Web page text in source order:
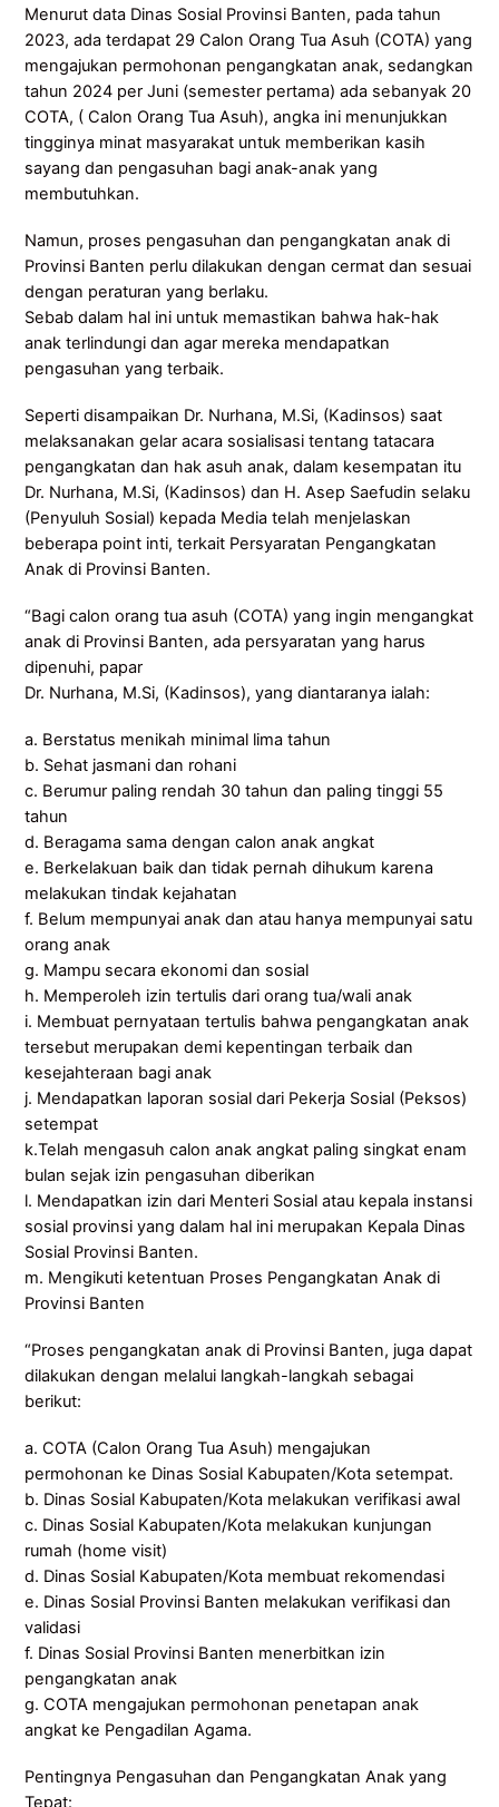
Menurut data Dinas Sosial Provinsi Banten, pada tahun
2023, ada terdapat 29 Calon Orang Tua Asuh (COTA) yang
mengajukan permohonan pengangkatan anak, sedangkan
tahun 2024 per Juni (semester pertama) ada sebanyak 20
COTA, ( Calon Orang Tua Asuh), angka ini menunjukkan
tingginya minat masyarakat untuk memberikan kasih
sayang dan pengasuhan bagi anak-anak yang
membutuhkan.
Namun, proses pengasuhan dan pengangkatan anak di
Provinsi Banten perlu dilakukan dengan cermat dan sesuai
dengan peraturan yang berlaku.
Sebab dalam hal ini untuk memastikan bahwa hak-hak
anak terlindungi dan agar mereka mendapatkan
pengasuhan yang terbaik.
Seperti disampaikan Dr. Nurhana, M.Si, (Kadinsos) saat
melaksanakan gelar acara sosialisasi tentang tatacara
pengangkatan dan hak asuh anak, dalam kesempatan itu
Dr. Nurhana, M.Si, (Kadinsos) dan H. Asep Saefudin selaku
(Penyuluh Sosial) kepada Media telah menjelaskan
beberapa point inti, terkait Persyaratan Pengangkatan
Anak di Provinsi Banten.
“Bagi calon orang tua asuh (COTA) yang ingin mengangkat
anak di Provinsi Banten, ada persyaratan yang harus
dipenuhi, papar
Dr. Nurhana, M.Si, (Kadinsos), yang diantaranya ialah:
a. Berstatus menikah minimal lima tahun
b. Sehat jasmani dan rohani
c. Berumur paling rendah 30 tahun dan paling tinggi 55
tahun
d. Beragama sama dengan calon anak angkat
e. Berkelakuan baik dan tidak pernah dihukum karena
melakukan tindak kejahatan
f. Belum mempunyai anak dan atau hanya mempunyai satu
orang anak
g. Mampu secara ekonomi dan sosial
h. Memperoleh izin tertulis dari orang tua/wali anak
i. Membuat pernyataan tertulis bahwa pengangkatan anak
tersebut merupakan demi kepentingan terbaik dan
kesejahteraan bagi anak
j. Mendapatkan laporan sosial dari Pekerja Sosial (Peksos)
setempat
k.Telah mengasuh calon anak angkat paling singkat enam
bulan sejak izin pengasuhan diberikan
l. Mendapatkan izin dari Menteri Sosial atau kepala instansi
sosial provinsi yang dalam hal ini merupakan Kepala Dinas
Sosial Provinsi Banten.
m. Mengikuti ketentuan Proses Pengangkatan Anak di
Provinsi Banten
“Proses pengangkatan anak di Provinsi Banten, juga dapat
dilakukan dengan melalui langkah-langkah sebagai
berikut:
a. COTA (Calon Orang Tua Asuh) mengajukan
permohonan ke Dinas Sosial Kabupaten/Kota setempat.
b. Dinas Sosial Kabupaten/Kota melakukan verifikasi awal
c. Dinas Sosial Kabupaten/Kota melakukan kunjungan
rumah (home visit)
d. Dinas Sosial Kabupaten/Kota membuat rekomendasi
e. Dinas Sosial Provinsi Banten melakukan verifikasi dan
validasi
f. Dinas Sosial Provinsi Banten menerbitkan izin
pengangkatan anak
g. COTA mengajukan permohonan penetapan anak
angkat ke Pengadilan Agama.
Pentingnya Pengasuhan dan Pengangkatan Anak yang
Tepat: